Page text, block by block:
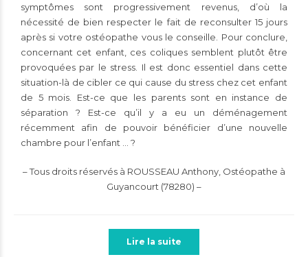
symptômes sont progressivement revenus, d’où la
nécessité de bien respecter le fait de reconsulter 15 jours
après si votre ostéopathe vous le conseille. Pour conclure,
concernant cet enfant, ces coliques semblent plutôt être
provoquées par le stress. Il est donc essentiel dans cette
situation-là de cibler ce qui cause du stress chez cet enfant
de 5 mois. Est-ce que les parents sont en instance de
séparation ? Est-ce qu’il y a eu un déménagement
récemment afin de pouvoir bénéficier d’une nouvelle
chambre pour l’enfant … ?
– Tous droits réservés à ROUSSEAU Anthony, Ostéopathe à
Guyancourt (78280) –
Lire la suite